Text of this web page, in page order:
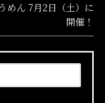
ん 7月2日（土）に
開催！